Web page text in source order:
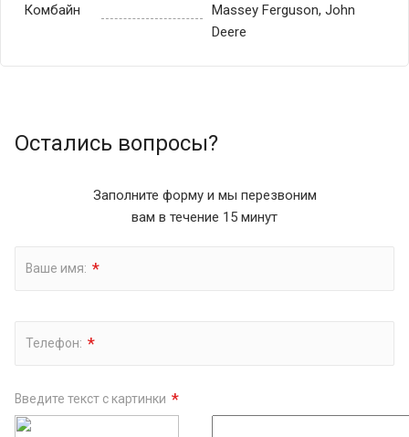
Комбайн
Massey Ferguson, John
Deere
Остались вопросы?
Заполните форму и мы перезвоним
вам в течение 15 минут
Ваше имя: *
Телефон: *
Введите текст с картинки *